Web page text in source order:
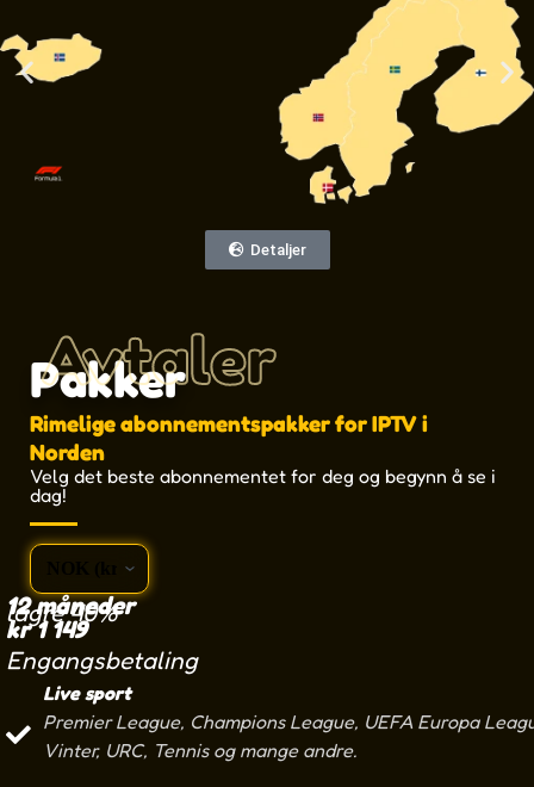
Detaljer
Avtaler
Pakker
Rimelige abonnementspakker for IPTV i
Norden
Velg det beste abonnementet for deg og begynn å se i
dag!
lagre 40%
12 måneder
kr1 149
Engangsbetaling
Live sport
Premier League, Champions League, UEFA Europa
Vinter, URC, Tennis og mange andre.